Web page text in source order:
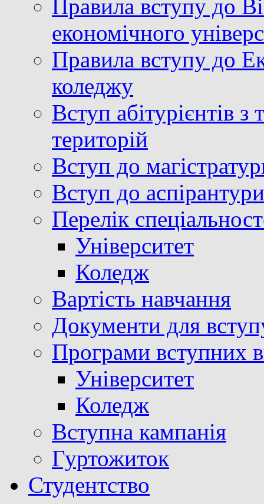
Правила вступу до
економічного
Правила вступу до
коледжу
Вступ абітурієнтів
територій
Вступ до
Вступ до аспірантури
Перелік
Університет
Коледж
Вартість навчання
Документи для
Програми вступних
Університет
Коледж
Вступна кампанія
Гуртожиток
Студентство